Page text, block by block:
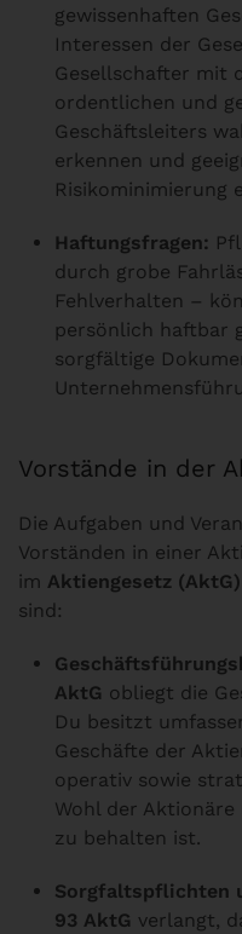
gewissenhaften
Interessen der
Gesellschafter mit
ordentlichen und
Geschäftsleiters
erkennen und
Risikominimierung
Haftungsfragen:
durch grobe
Fehlverhalten –
persönlich haftbar
sorgfältige
Vorstände in der
Die Aufgaben und
Vorständen in einer
im Aktiengesetz (AktG)
sind:
AktG obliegt die
Du besitzt
Geschäfte der
operativ sowie
Wohl der
zu behalten ist.
Sorgfaltspflichten
93 AktG verlangt,